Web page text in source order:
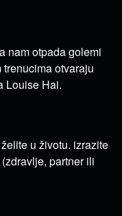
nam otpada golemi
otvaraju
Louise Hai.
u životu. izrazite
partner ili